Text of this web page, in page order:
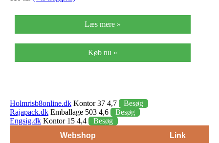
Læs mere »
Køb nu »
Holmrisb8online.dk Kontor 37 4,7
Besøg
Rajapack.dk Emballage 503 4,6
Besøg
Engsig.dk Kontor 15 4,4
Besøg
Webshop
Link